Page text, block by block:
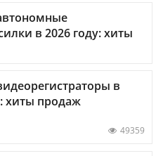
в 2026 году: хиты
в
хиты продаж
49359